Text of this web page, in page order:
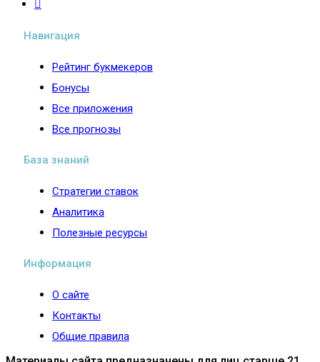
Навигация
Рейтинг букмекеров
Бонусы
Все приложения
Все прогнозы
База знаний
Стратегии ставок
Аналитика
Полезные ресурсы
Информация
О сайте
Контакты
Общие правила